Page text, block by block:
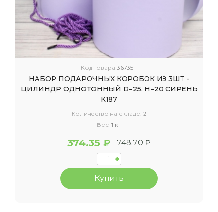
Код товара 36735-1
НАБОР ПОДАРОЧНЫХ КОРОБОК ИЗ 3ШТ -
ЦИЛИНДР ОДНОТОННЫЙ D=25, H=20 СИРЕНЬ
К187
Количество на складе: 2
Вес: 1 кг
374.35 ₽ 748.70 ₽
Купить